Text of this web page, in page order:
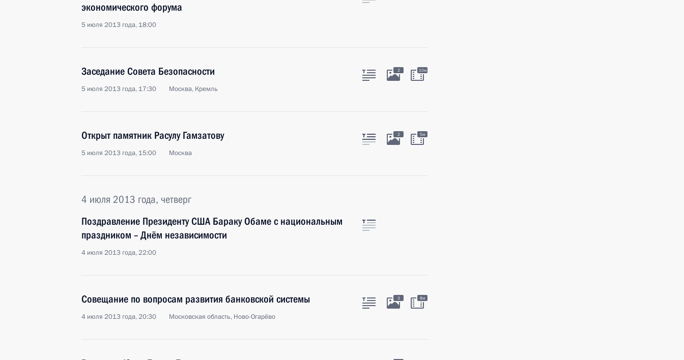
экономического форума
5 июля 2013 года, 18:00
Заседание Совета Безопасности
5 июля 2013 года, 17:30 Москва, Кремль
2 10м
Открыт памятник Расулу Гамзатову
5 июля 2013 года, 15:00 Москва
2 5м
4 июля 2013 года, четверг
Поздравление Президенту США Бараку Обаме с национальным
праздником – Днём независимости
4 июля 2013 года, 22:00
Совещание по вопросам развития банковской системы
4 июля 2013 года, 20:30 Московская область, Ново-Огарёво
3 8м